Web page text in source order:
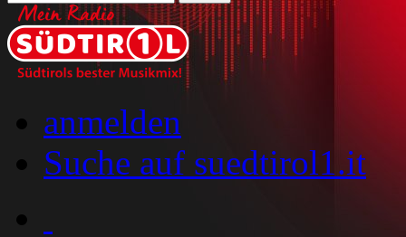
anmelden
Suche auf suedtirol1.it